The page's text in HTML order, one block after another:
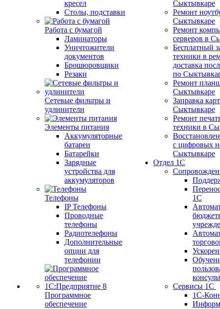
кресел
Столы, подставки
Работа с бумагой
Ламинаторы
Уничтожители
документов
Брошюровщики
Резаки
Сетевые фильтры и
удлинители
Элементы питания
Аккумуляторные
батареи
Батарейки
Зарядные
устройства для
аккумуляторов
Телефоны
IP Телефоны
Проводные
телефоны
Радиотелефоны
Дополнительные
опции для
телефонии
Программное
обеспечение
Сыктывкаре
Ремонт
Сыктывкаре
Ремонт
серверов в
Бесплатный
техники в
доставка
по
Ремонт
Сыктывкаре
Заправка
Сыктывкаре
Ремонт
техники в
с цифровых
Сыктывкаре
Отдел 1С
1С
Сервисы 1С
1С-